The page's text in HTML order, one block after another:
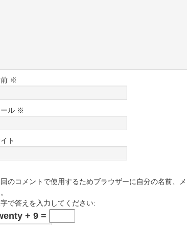
※
ール ※
ト
のコメントで使用するためブラウザーに自分の名前、
で答えを入力してください:
+ 9 =